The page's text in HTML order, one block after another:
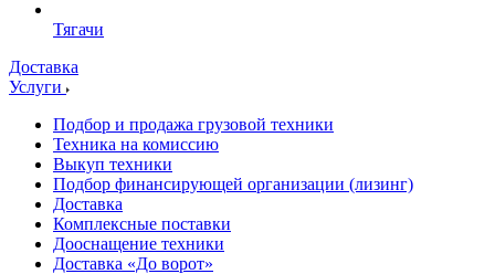
Тягачи
Доставка
Услуги
Подбор и продажа грузовой техники
Техника на комиссию
Выкуп техники
Подбор финансирующей организации (лизинг)
Доставка
Комплексные поставки
Дооснащение техники
Доставка «До ворот»